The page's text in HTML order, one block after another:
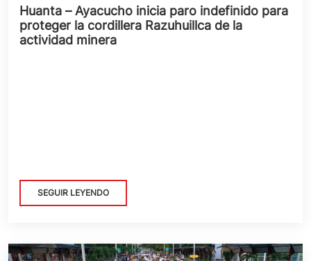
Huanta – Ayacucho inicia paro indefinido para
proteger la cordillera Razuhuillca de la
actividad minera
SEGUIR LEYENDO